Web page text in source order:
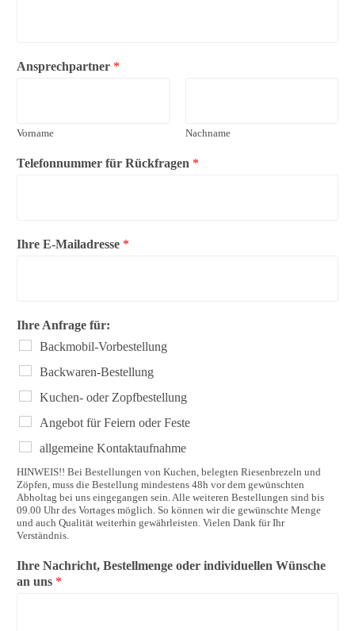
Ansprechpartner *
Vorname Nachname
Telefonnummer für Rückfragen *
Ihre E-Mailadresse *
Ihre Anfrage für:
Backmobil-Vorbestellung
Backwaren-Bestellung
Kuchen- oder Zopfbestellung
Angebot für Feiern oder Feste
allgemeine Kontaktaufnahme
HINWEIS!! Bei Bestellungen von Kuchen, belegten Riesenbrezeln und
Zöpfen, muss die Bestellung mindestens 48h vor dem gewünschten
Abholtag bei uns eingegangen sein. Alle weiteren Bestellungen sind bis
09.00 Uhr des Vortages möglich. So können wir die gewünschte Menge
und auch Qualität weiterhin gewährleisten. Vielen Dank für Ihr
Verständnis.
Ihre Nachricht, Bestellmenge oder individuellen Wünsche
an uns *